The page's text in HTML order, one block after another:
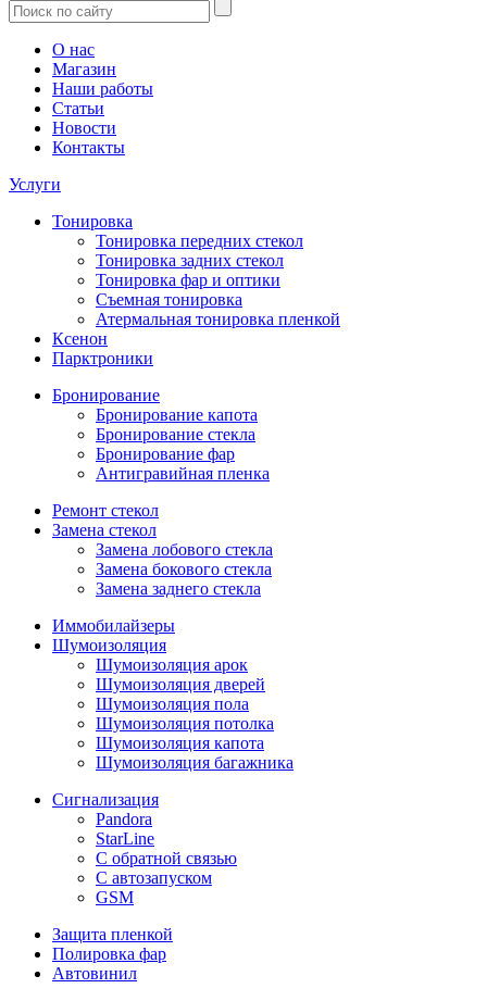
О нас
Магазин
Наши работы
Статьи
Новости
Контакты
Услуги
Тонировка
Тонировка передних стекол
Тонировка задних стекол
Тонировка фар и оптики
Съемная тонировка
Атермальная тонировка пленкой
Ксенон
Парктроники
Бронирование
Бронирование капота
Бронирование стекла
Бронирование фар
Антигравийная пленка
Ремонт стекол
Замена стекол
Замена лобового стекла
Замена бокового стекла
Замена заднего стекла
Иммобилайзеры
Шумоизоляция
Шумоизоляция арок
Шумоизоляция дверей
Шумоизоляция пола
Шумоизоляция потолка
Шумоизоляция капота
Шумоизоляция багажника
Сигнализация
Pandora
StarLine
С обратной связью
С автозапуском
GSM
Защита пленкой
Полировка фар
Автовинил